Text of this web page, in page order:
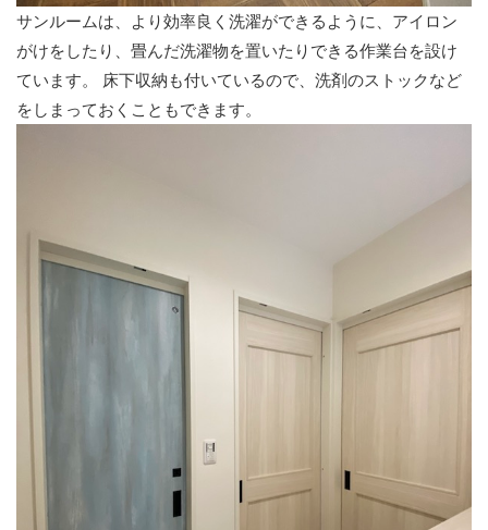
サンルームは、より効率良く洗濯ができるように、アイロン
がけをしたり、畳んだ洗濯物を置いたりできる作業台を設け
ています。 床下収納も付いているので、洗剤のストックなど
をしまっておくこともできます。